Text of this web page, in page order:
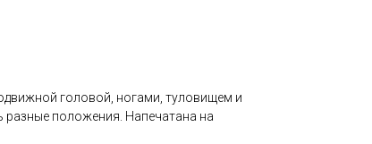
головой, ногами, туловищем и
положения. Напечатана на